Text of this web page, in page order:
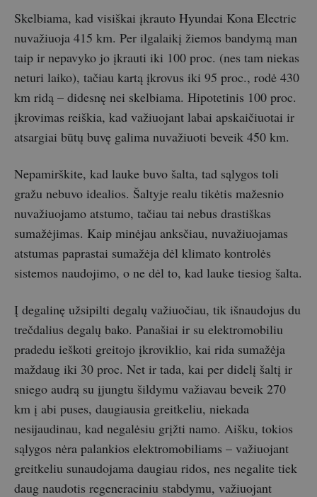
Skelbiama, kad visiškai įkrauto Hyundai Kona Electric
nuvažiuoja 415 km. Per ilgalaikį žiemos bandymą man
taip ir nepavyko jo įkrauti iki 100 proc. (nes tam niekas
neturi laiko), tačiau kartą įkrovus iki 95 proc., rodė 430
km ridą – didesnę nei skelbiama. Hipotetinis 100 proc.
įkrovimas reiškia, kad važiuojant labai apskaičiuotai ir
atsargiai būtų buvę galima nuvažiuoti beveik 450 km.
Nepamirškite, kad lauke buvo šalta, tad sąlygos toli
gražu nebuvo idealios. Šaltyje realu tikėtis mažesnio
nuvažiuojamo atstumo, tačiau tai nebus drastiškas
sumažėjimas. Kaip minėjau anksčiau, nuvažiuojamas
atstumas paprastai sumažėja dėl klimato kontrolės
sistemos naudojimo, o ne dėl to, kad lauke tiesiog šalta.
Į degalinę užsipilti degalų važiuočiau, tik išnaudojus du
trečdalius degalų bako. Panašiai ir su elektromobiliu
pradedu ieškoti greitojo įkroviklio, kai rida sumažėja
maždaug iki 30 proc. Net ir tada, kai per didelį šaltį ir
sniego audrą su įjungtu šildymu važiavau beveik 270
km į abi puses, daugiausia greitkeliu, niekada
nesijaudinau, kad negalėsiu grįžti namo. Aišku, tokios
sąlygos nėra palankios elektromobiliams – važiuojant
greitkeliu sunaudojama daugiau ridos, nes negalite tiek
daug naudotis regeneraciniu stabdymu, važiuojant